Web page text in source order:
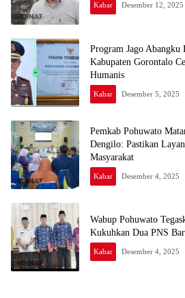
Kabar Desember 12, 2025
Program Jago Abangku
Kabupaten Gorontalo
Humanis
Kabar Desember 5, 2025
Pemkab Pohuwato
Dengilo: Pastikan
Masyarakat
Kabar Desember 4, 2025
Wabup Pohuwato
Kukuhkan Dua PNS
Kabar Desember 4, 2025